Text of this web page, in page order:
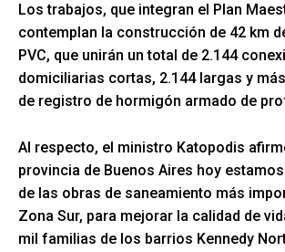
Los trabajos, que integran el Plan
contemplan la construcción de 42 km
PVC, que unirán un total de 2.144
domiciliarias cortas, 2.144 largas y
de registro de hormigón armado de
Al respecto, el ministro Katopodis
provincia de Buenos Aires hoy
de las obras de saneamiento más
Zona Sur, para mejorar la calidad de
mil familias de los barrios Kennedy